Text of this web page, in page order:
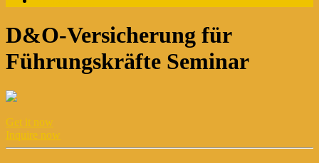
D&O-Versicherung für
Führungskräfte Seminar
Get it now
Inquire now